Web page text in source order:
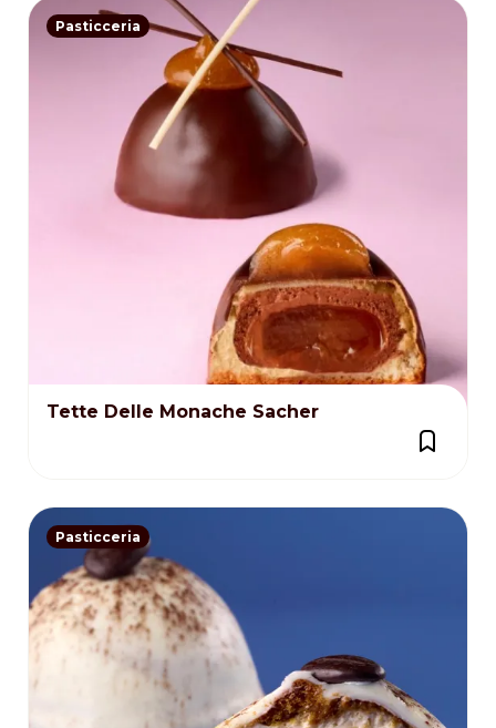
Pasticceria
Tette Delle Monache Sacher
Pasticceria